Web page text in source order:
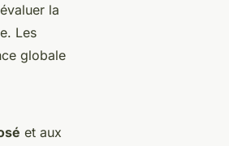
la
Les
globale
et aux